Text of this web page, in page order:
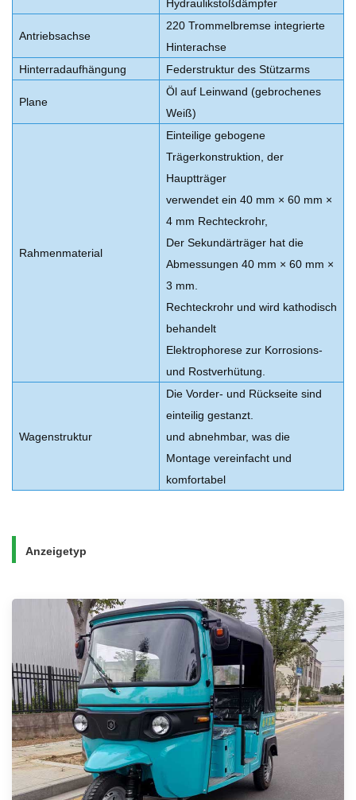
Hydraulikstoßdämpfer
Antriebsachse
220 Trommelbremse integrierte
Hinterachse
Hinterradaufhängung
Federstruktur des Stützarms
Plane
Öl auf Leinwand (gebrochenes
Weiß)
Rahmenmaterial
Einteilige gebogene
Trägerkonstruktion, der
Hauptträger
verwendet ein 40 mm × 60 mm ×
4 mm Rechteckrohr,
Der Sekundärträger hat die
Abmessungen 40 mm × 60 mm ×
3 mm.
Rechteckrohr und wird kathodisch
behandelt
Elektrophorese zur Korrosions-
und Rostverhütung.
Wagenstruktur
Die Vorder- und Rückseite sind
einteilig gestanzt.
und abnehmbar, was die
Montage vereinfacht und
komfortabel
Anzeigetyp